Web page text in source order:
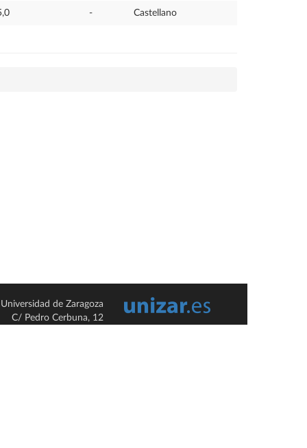
- Castellano
Universidad de Zaragoza
C/ Pedro Cerbuna, 12